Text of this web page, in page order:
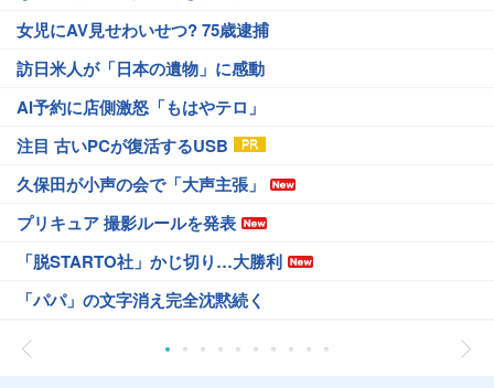
女児にAV見せわいせつ? 75歳逮捕
訪日米人が「日本の遺物」に感動
AI予約に店側激怒「もはやテロ」
注目 古いPCが復活するUSB
久保田が小声の会で「大声主張」
プリキュア 撮影ルールを発表
「脱STARTO社」かじ切り…大勝利
「パパ」の文字消え完全沈黙続く